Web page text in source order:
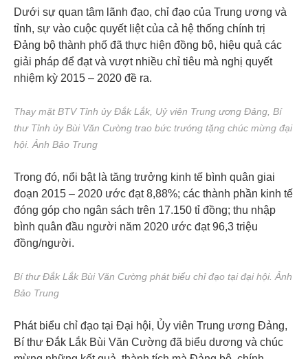
Dưới sự quan tâm lãnh đạo, chỉ đạo của Trung ương và
tỉnh, sự vào cuộc quyết liệt của cả hệ thống chính trị
Đảng bộ thành phố đã thực hiện đồng bộ, hiệu quả các
giải pháp để đạt và vượt nhiều chỉ tiêu mà nghị quyết
nhiệm kỳ 2015 – 2020 đề ra.
Thay mặt BTV Tỉnh ủy Đắk Lắk, Uỷ viên Trung ương Đảng, Bí
thư Tỉnh ủy Bùi Văn Cường trao bức trướng tặng chúc mừng đại
hội. Ảnh Bảo Trung
Trong đó, nổi bật là tăng trưởng kinh tế bình quân giai
đoạn 2015 – 2020 ước đạt 8,88%; các thành phần kinh tế
đóng góp cho ngân sách trên 17.150 tỉ đồng; thu nhập
bình quân đầu người năm 2020 ước đạt 96,3 triệu
đồng/người.
Bí thư Đắk Lắk Bùi Văn Cường phát biểu chỉ đạo tại đại hội. Ảnh
Bảo Trung
Phát biểu chỉ đạo tại Đại hội, Ủy viên Trung ương Đảng,
Bí thư Đắk Lắk Bùi Văn Cường đã biểu dương và chúc